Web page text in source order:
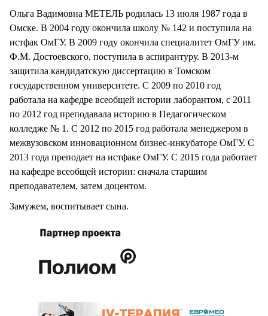
Ольга Вадимовна МЕТЕЛЬ родилась 13 июля 1987 года в
Омске. В 2004 году окончила школу № 142 и поступила на
истфак ОмГУ. В 2009 году окончила специалитет ОмГУ им.
Ф.М. Достоевского, поступила в аспирантуру. В 2013-м
защитила кандидатскую диссертацию в Томском
государственном университете. С 2009 по 2010 год
работала на кафедре всеобщей истории лаборантом, с 2011
по 2012 год преподавала историю в Педагогическом
колледже № 1. С 2012 по 2015 год работала менеджером в
межвузовском инновационном бизнес-инкубаторе ОмГУ. С
2013 года преподает на истфаке ОмГУ. С 2015 года работает
на кафедре всеобщей истории: сначала старшим
преподавателем, затем доцентом.
Замужем, воспитывает сына.